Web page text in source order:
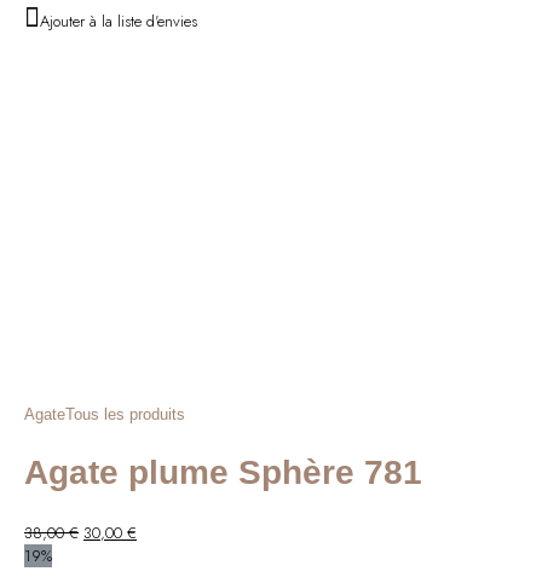
Ajouter à la liste d'envies
AgateTous les produits
Agate plume Sphère 781
38,00€ Le
30,00 €
19%